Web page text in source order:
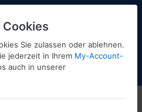
Shopaktualisierung
Sie zulassen oder ablehnen.
jederzeit in Ihrem My-Account-
auch in unserer